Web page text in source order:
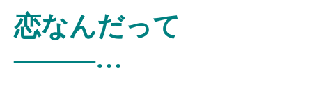
恋なんだって
―――…